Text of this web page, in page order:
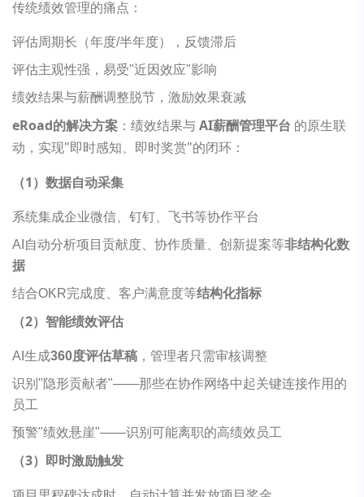
传统绩效管理的痛点：
评估周期长（年度/半年度），反馈滞后
评估主观性强，易受"近因效应"影响
绩效结果与薪酬调整脱节，激励效果衰减
eRoad的解决方案 ：绩效结果与AI薪酬管理平台 的原生联
动，实现"即时感知、即时奖赏"的闭环：
（1）数据自动采集
系统集成企业微信、钉钉、飞书等协作平台
AI自动分析项目贡献度、协作质量、创新提案等非结构化数
据
结合OKR完成度、客户满意度等结构化指标
（2）智能绩效评估
AI生成360度评估草稿 ，管理者只需审核调整
识别"隐形贡献者"——那些在协作网络中起关键连接作用的
员工
预警"绩效悬崖"——识别可能离职的高绩效员工
（3）即时激励触发